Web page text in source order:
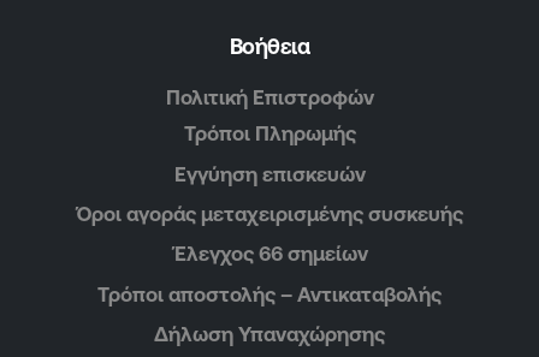
Βοήθεια
Πολιτική Επιστροφών
Τρόποι Πληρωμής
Εγγύηση επισκευών
Όροι αγοράς μεταχειρισμένης συσκευής
Έλεγχος 66 σημείων
Τρόποι αποστολής – Αντικαταβολής
Δήλωση Υπαναχώρησης